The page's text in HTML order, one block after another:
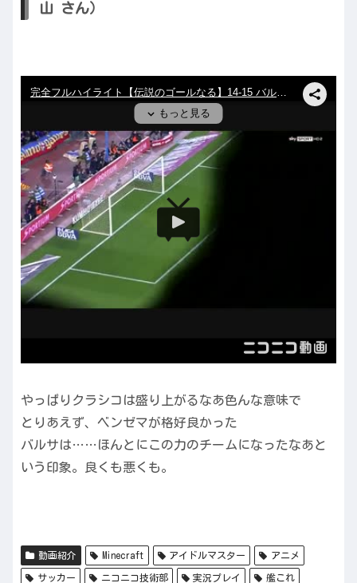
山 さん）
やっぱりクラシコは盛り上がるなあ色んな意味で
とりあえず、ベンゼマが格好良かった
バルサは……ほんとにこの力のチームになったなあと
いう印象。良くも悪くも。
動画紹介 Minecraft アイドルマスター アニメ
サッカー ニコニコ技術部 実況プレイ 艦これ